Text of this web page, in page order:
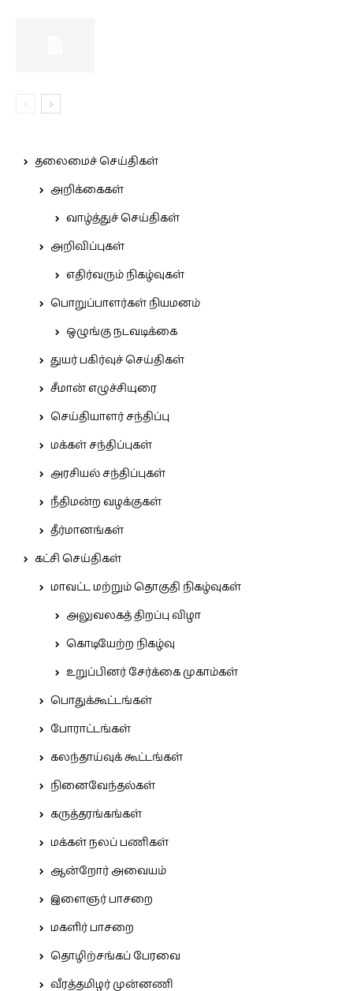
தலைமைச் செய்திகள்
அறிக்கைகள்
வாழ்த்துச் செய்திகள்
அறிவிப்புகள்
எதிர்வரும் நிகழ்வுகள்
பொறுப்பாளர்கள் நியமனம்
ஒழுங்கு நடவடிக்கை
துயர் பகிர்வுச் செய்திகள்
சீமான் எழுச்சியுரை
செய்தியாளர் சந்திப்பு
மக்கள் சந்திப்புகள்
அரசியல் சந்திப்புகள்
நீதிமன்ற வழக்குகள்
தீர்மானங்கள்
கட்சி செய்திகள்
மாவட்ட மற்றும் தொகுதி நிகழ்வுகள்
அலுவலகத் திறப்பு விழா
கொடியேற்ற நிகழ்வு
உறுப்பினர் சேர்க்கை முகாம்கள்
பொதுக்கூட்டங்கள்
போராட்டங்கள்
கலந்தாய்வுக் கூட்டங்கள்
நினைவேந்தல்கள்
கருத்தரங்கங்கள்
மக்கள் நலப் பணிகள்
ஆன்றோர் அவையம்
இளைஞர் பாசறை
மகளிர் பாசறை
தொழிற்சங்கப் பேரவை
வீரத்தமிழர் முன்னணி